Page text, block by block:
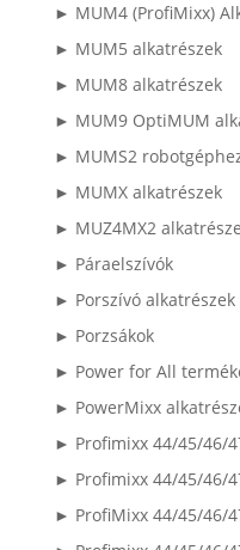
► MUM4 (ProfiMixx)
► MUM5 alkatrészek
► MUM8 alkatrészek
► MUM9 OptiMUM
► MUMS2
► MUMX alkatrészek
► MUZ4MX2
► Páraelszívók
► Porszívó alkatrészek
► Porzsákok
► Power for All
► PowerMixx
► Profimixx 44/45/46/
► Profimixx 44/45/46/
► ProfiMixx 44/45/46/